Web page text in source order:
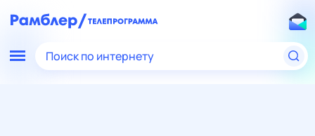
Поиск по интернету